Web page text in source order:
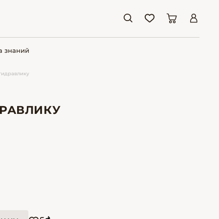
знаний